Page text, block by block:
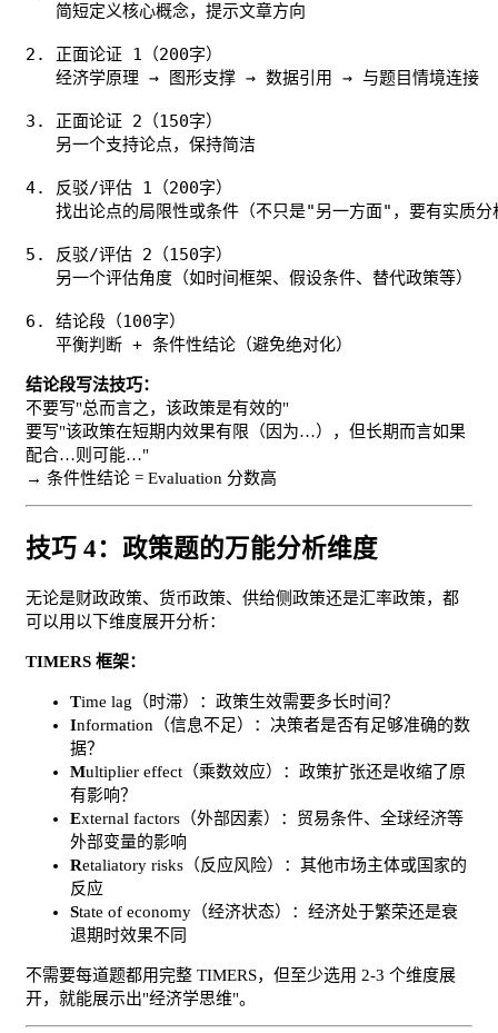
   简短定义核心概念，提示文章方向
2. 正面论证 1（200字）
   经济学原理 → 图形支撑 → 数据引用 → 与题目情境连接
3. 正面论证 2（150字）
   另一个支持论点，保持简洁
4. 反驳/评估 1（200字）
找出论点的局限性或条件（不只是"另一方面"，要有实质分
5. 反驳/评估 2（150字）
   另一个评估角度（如时间框架、假设条件、替代政策等）
6. 结论段（100字）
   平衡判断 + 条件性结论（避免绝对化）
结论段写法技巧：
不要写"总而言之，该政策是有效的"
要写"该政策在短期内效果有限（因为…），但长期而言如果
配合…则可能…"
→ 条件性结论 = Evaluation 分数高
技巧 4：政策题的万能分析维度
无论是财政政策、货币政策、供给侧政策还是汇率政策，都
可以用以下维度展开分析：
TIMERS 框架：
Time lag（时滞）：政策生效需要多长时间？
Information（信息不足）：决策者是否有足够准确的数
据？
Multiplier effect（乘数效应）：政策扩张还是收缩了原
有影响？
External factors（外部因素）：贸易条件、全球经济等
外部变量的影响
Retaliatory risks（反应风险）：其他市场主体或国家的
反应
State of economy（经济状态）：经济处于繁荣还是衰
退期时效果不同
不需要每道题都用完整 TIMERS，但至少选用 2-3 个维度展
开，就能展示出"经济学思维"。